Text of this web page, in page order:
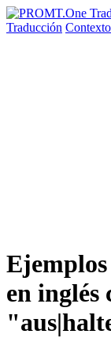
Traducción
en inglés